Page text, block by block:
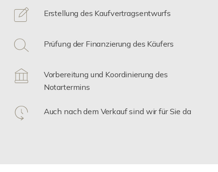
Erstellung des Kaufvertragsentwurfs
Prüfung der Finanzierung des Käufers
Vorbereitung und Koordinierung des
Notartermins
Auch nach dem Verkauf sind wir für Sie da